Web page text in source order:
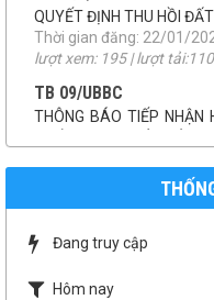
Thời gian đăng: 07/04/
lượt xem: 157 | lượt tải:150
số 46/QĐ-UBND
QUYẾT ĐỊNH THU HỒI ĐẤT
Thời gian đăng: 22/01/
lượt xem: 195 | lượt tải:110
TB 09/UBBC
THÔNG BÁO TIẾP
MƯỜNG KIM NHIỆM KỲ
Thời gian đăng: 08/01/
lượt xem: 199 | lượt tải:145
NQ 41/NQ-HĐND
Đang truy cập
Hôm nay